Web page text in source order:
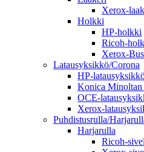
Xerox-
Holkki
HP-holkki
Ricoh-
Xerox-
Latausyksikkö/Corona
HP-
Konica Minoltan
OCE-
Xerox-
Puhdistusrulla/
Harjarulla
Ricoh-